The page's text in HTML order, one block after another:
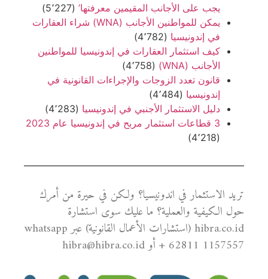
يجب على الأجانب المقيمين معرفتها’ (5٬227)
يمكن للمواطنين الأجانب (WNA) شراء العقارات
في إندونيسيا (4٬782)
كيف استثمار العقارات في إندونيسيا للمواطنين
الأجانب (WNA)
(4٬758)
قانون تعدد الزوجات والإجراءات القانونية في
إندونيسيا (4٬484)
دليل الاستثمار الأجنبي في إندونيسيا (4٬283)
3 قطاعات استثمار مربح في إندونيسيا عام 2023
(4٬218)
تريد الاستثمار في اندونيسيا؟ ولكن في حيرة من أمرك
حول الكيفية والعملية؟ ما عليك سوى استشارة
hibra.co.id (استشارات الأعمال القانونية) عبر whatsapp
+ 62811 1157557 أو hibra@hibra.co.id